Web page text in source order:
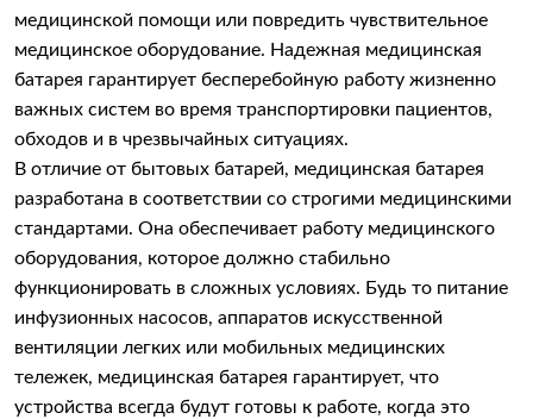
медицинской помощи или повредить чувствительное
медицинское оборудование. Надежная медицинская
батарея гарантирует бесперебойную работу жизненно
важных систем во время транспортировки пациентов,
обходов и в чрезвычайных ситуациях.
В отличие от бытовых батарей, медицинская батарея
разработана в соответствии со строгими медицинскими
стандартами. Она обеспечивает работу медицинского
оборудования, которое должно стабильно
функционировать в сложных условиях. Будь то питание
инфузионных насосов, аппаратов искусственной
вентиляции легких или мобильных медицинских
тележек, медицинская батарея гарантирует, что
устройства всегда будут готовы к работе, когда это